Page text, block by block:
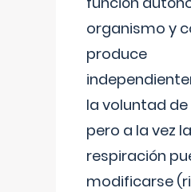
organismo y
produce
la voluntad
pero a la vez la
respiración
modificarse